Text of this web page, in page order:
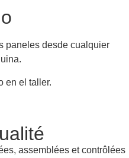
paneles desde cualquier
en el taller.
assemblées et contrôlées